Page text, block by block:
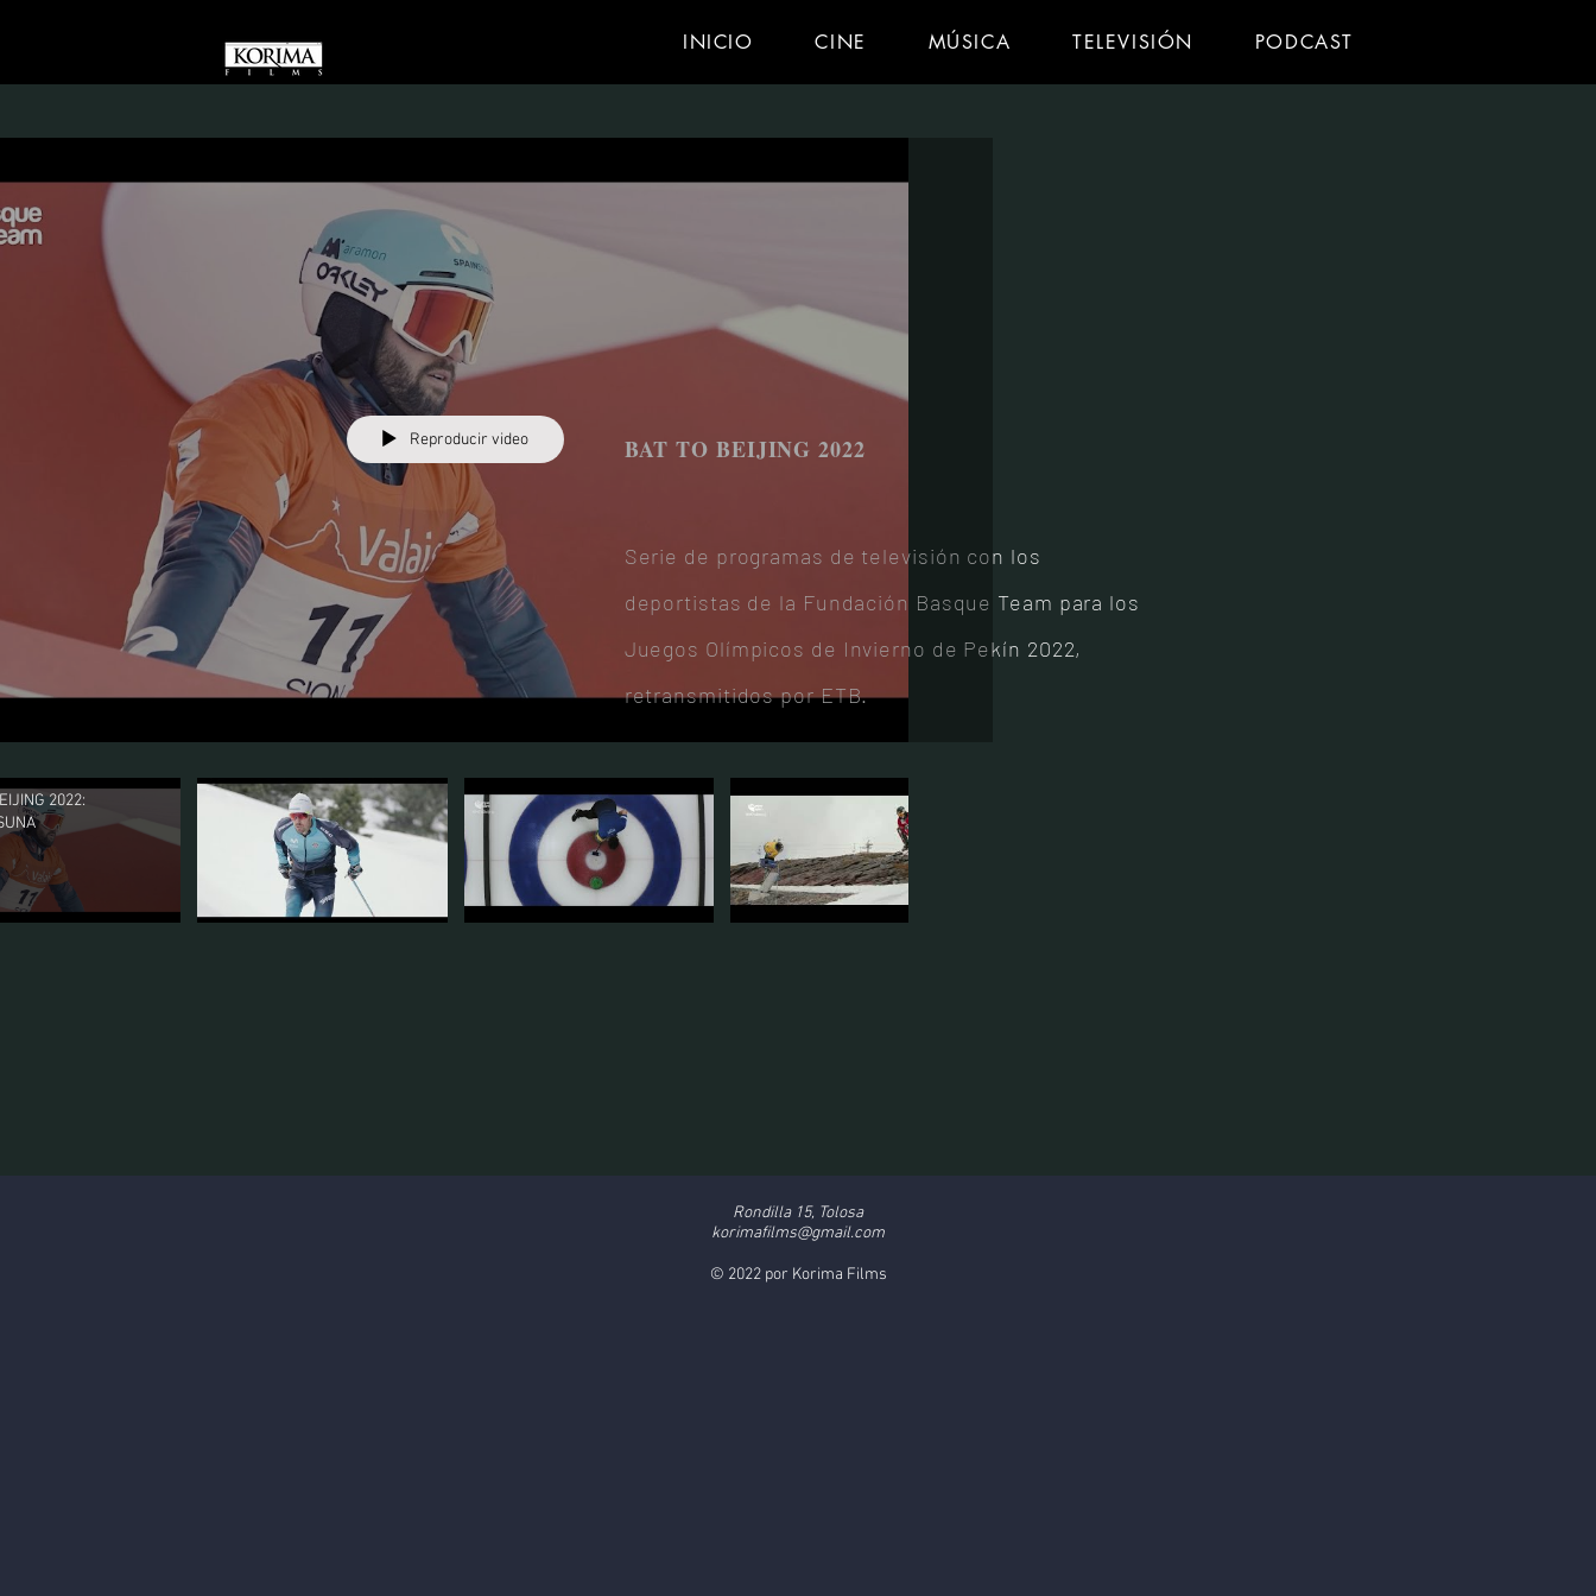
INICIO CINE MÚSICA TELEVISIÓN PODCAST
Reproducir video
2022:
BAT TO BEIJING 2022
Serie de programas de televisión con los
deportistas de la Fundación Basque Team para los
Juegos Olímpicos de Invierno de Pekín 2022,
retransmitidos por ETB.
Rondilla 15, Tolosa
korimafilms@gmail.com
© 2022 por Korima Films